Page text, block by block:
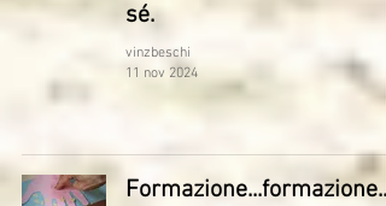
sé.
vinzbeschi
11 nov 2024